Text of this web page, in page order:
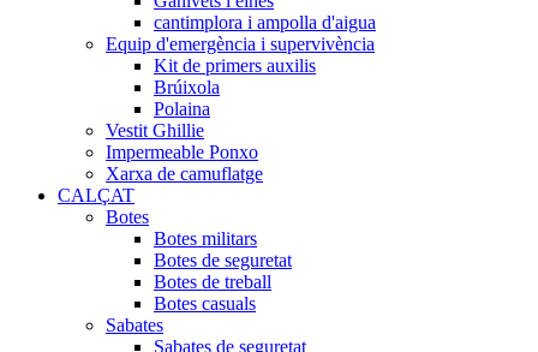
cantimplora i ampolla d'aigua
Equip d'emergència i supervivència
Kit de primers auxilis
Brúixola
Polaina
Vestit Ghillie
Impermeable Ponxo
Xarxa de camuflatge
CALÇAT
Botes
Botes militars
Botes de seguretat
Botes de treball
Botes casuals
Sabates
Sabates de seguretat